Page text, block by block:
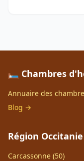
🛏️ Chambres
Annuaire des
Blog →
Région Occitanie
Carcassonne (50)